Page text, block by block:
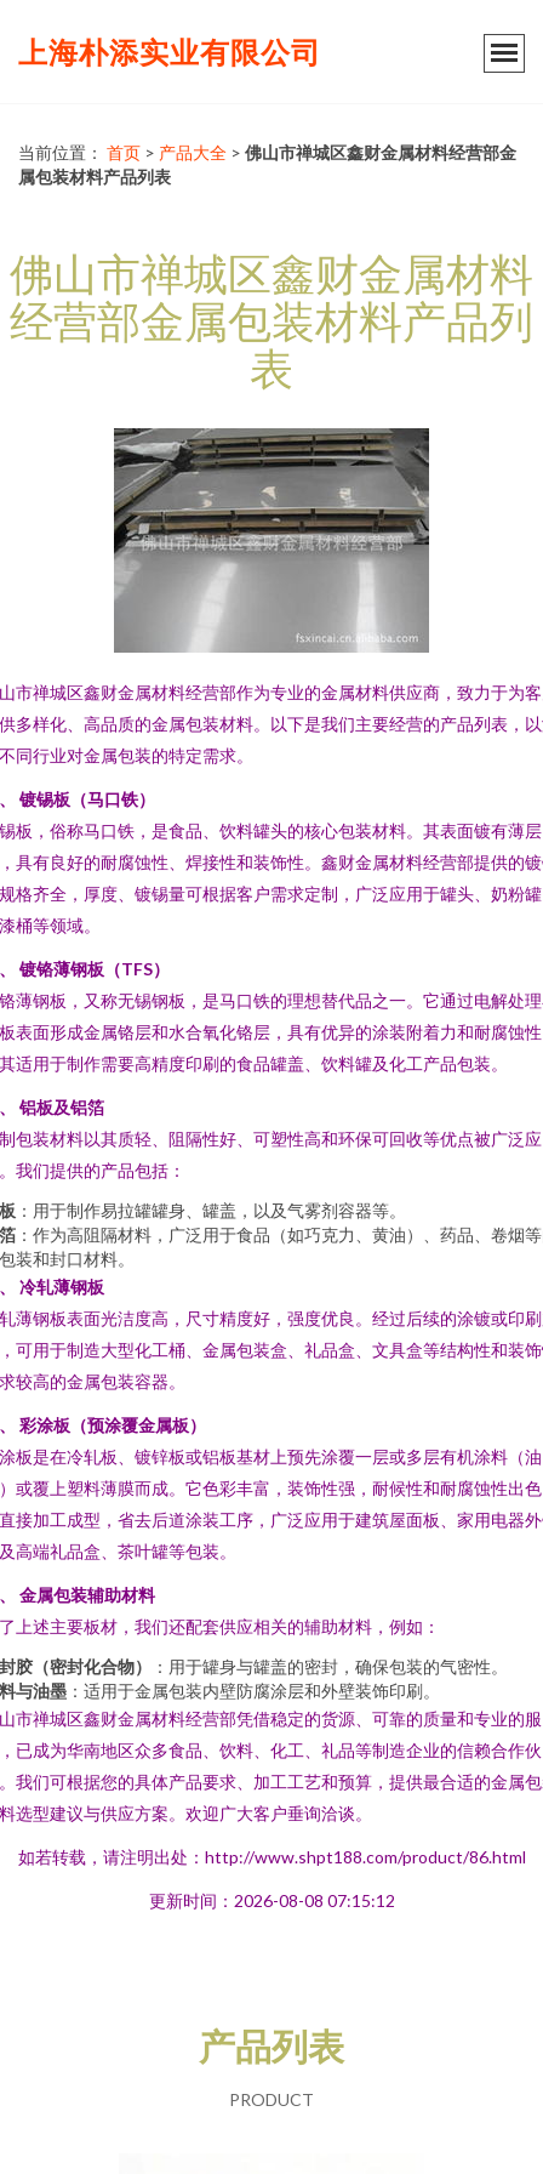
上海朴添实业有限公司
当前位置： 首页 > 产品大全 > 佛山市禅城区鑫财金属材料经营部金
属包装材料产品列表
佛山市禅城区鑫财金属材料
经营部金属包装材料产品列
表
市禅城区鑫财金属材料经营部作为专业的金属材料供应商，致力于为
多样化、高品质的金属包装材料。以下是我们主要经营的产品列表，
同行业对金属包装的特定需求。
镀锡板（马口铁）
板，俗称马口铁，是食品、饮料罐头的核心包装材料。其表面镀有薄层
具有良好的耐腐蚀性、焊接性和装饰性。鑫财金属材料经营部提供的
格齐全，厚度、镀锡量可根据客户需求定制，广泛应用于罐头、奶粉
桶等领域。
镀铬薄钢板（TFS）
薄钢板，又称无锡钢板，是马口铁的理想替代品之一。它通过电解处
表面形成金属铬层和水合氧化铬层，具有优异的涂装附着力和耐腐蚀
适用于制作需要高精度印刷的食品罐盖、饮料罐及化工产品包装。
铝板及铝箔
包装材料以其质轻、阻隔性好、可塑性高和环保可回收等优点被广泛应
我们提供的产品包括：
：用于制作易拉罐罐身、罐盖，以及气雾剂容器等。
：作为高阻隔材料，广泛用于食品（如巧克力、黄油）、药品、卷烟
装和封口材料。
冷轧薄钢板
薄钢板表面光洁度高，尺寸精度好，强度优良。经过后续的涂镀或印
可用于制造大型化工桶、金属包装盒、礼品盒、文具盒等结构性和装
较高的金属包装容器。
彩涂板（预涂覆金属板）
板是在冷轧板、镀锌板或铝板基材上预先涂覆一层或多层有机涂料（油
或覆上塑料薄膜而成。它色彩丰富，装饰性强，耐候性和耐腐蚀性出
接加工成型，省去后道涂装工序，广泛应用于建筑屋面板、家用电器
高端礼品盒、茶叶罐等包装。
金属包装辅助材料
上述主要板材，我们还配套供应相关的辅助材料，例如：
胶（密封化合物）
：用于罐身与罐盖的密封，确保包装的气密性。
与油墨 ：适用于金属包装内壁防腐涂层和外壁装饰印刷。
市禅城区鑫财金属材料经营部凭借稳定的货源、可靠的质量和专业的服
已成为华南地区众多食品、饮料、化工、礼品等制造企业的信赖合作伙
我们可根据您的具体产品要求、加工工艺和预算，提供最合适的金属
选型建议与供应方案。欢迎广大客户垂询洽谈。
如若转载，请注明出处：http://www.shpt188.com/product/86.html
更新时间：2026-08-08 07:15:12
产品列表
PRODUCT